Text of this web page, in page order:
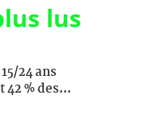
lus
24 ans
% des...